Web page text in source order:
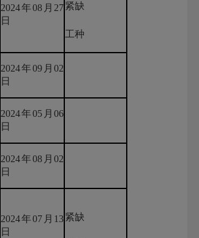
2024年08月27
日
紧缺
工种
2024年09月02
日
2024年05月06
日
2024年08月02
日
2024年07月13
日
紧缺